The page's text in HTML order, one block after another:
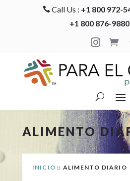
 Call Us : +1 800 972-
+1 800 876-9880


ALIMENTO
INICIO :: ALIMENTO DIARIO